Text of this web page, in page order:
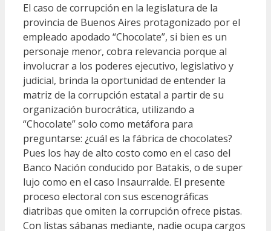
El caso de corrupción en la legislatura de la
provincia de Buenos Aires protagonizado por el
empleado apodado “Chocolate”, si bien es un
personaje menor, cobra relevancia porque al
involucrar a los poderes ejecutivo, legislativo y
judicial, brinda la oportunidad de entender la
matriz de la corrupción estatal a partir de su
organización burocrática, utilizando a
“Chocolate” solo como metáfora para
preguntarse: ¿cuál es la fábrica de chocolates?
Pues los hay de alto costo como en el caso del
Banco Nación conducido por Batakis, o de super
lujo como en el caso Insaurralde. El presente
proceso electoral con sus escenográficas
diatribas que omiten la corrupción ofrece pistas.
Con listas sábanas mediante, nadie ocupa cargos